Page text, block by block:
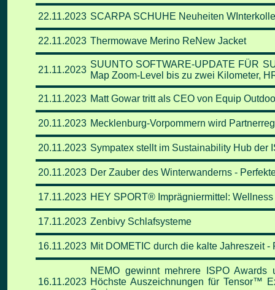
22.11.2023 SCARPA SCHUHE Neuheiten
22.11.2023 Thermowave Merino ReNew Jacket
21.11.2023
SUUNTO SOFTWARE-UPDATE FÜR
Map Zoom-Level bis zu zwei Kilometer,
21.11.2023 Matt Gowar tritt als CEO von Equip
20.11.2023 Mecklenburg-Vorpommern wird
20.11.2023 Sympatex stellt im Sustainability Hub der
20.11.2023 Der Zauber des Winterwanderns -
17.11.2023 HEY SPORT® Imprägniermittel:
17.11.2023 Zenbivy Schlafsysteme
16.11.2023 Mit DOMETIC durch die kalte Jahreszeit
16.11.2023
NEMO gewinnt mehrere ISPO Awards
Höchste Auszeichnungen für Tensor™